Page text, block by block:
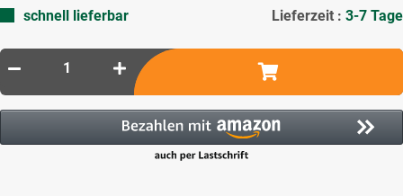
schnell lieferbar Lieferzeit : 3-7 Tage